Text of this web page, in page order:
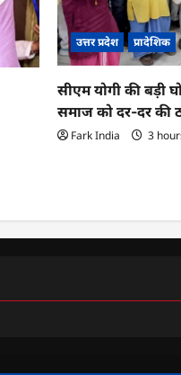
उत्तर प्रदेश प्रादेशिक
सीएम योगी की बड़ी
समाज को दर-दर की
Fark India 3